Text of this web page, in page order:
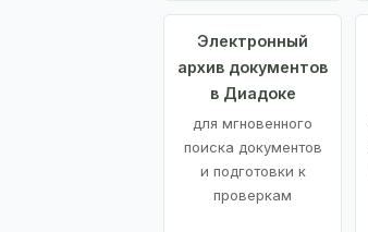
Электронный
архив документов
в Диадоке
для мгновенного
поиска документов
и подготовки к
проверкам